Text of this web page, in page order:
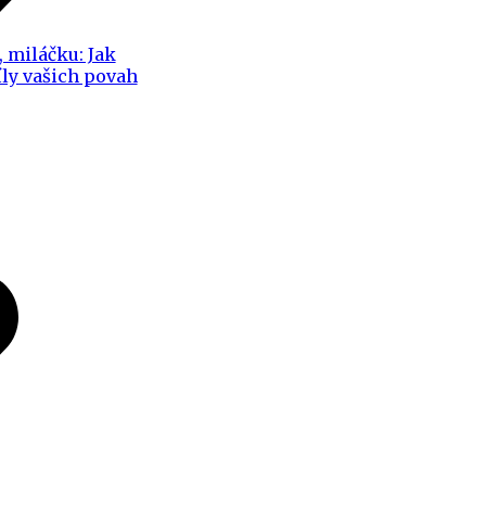
miláčku: Jak
vašich povah